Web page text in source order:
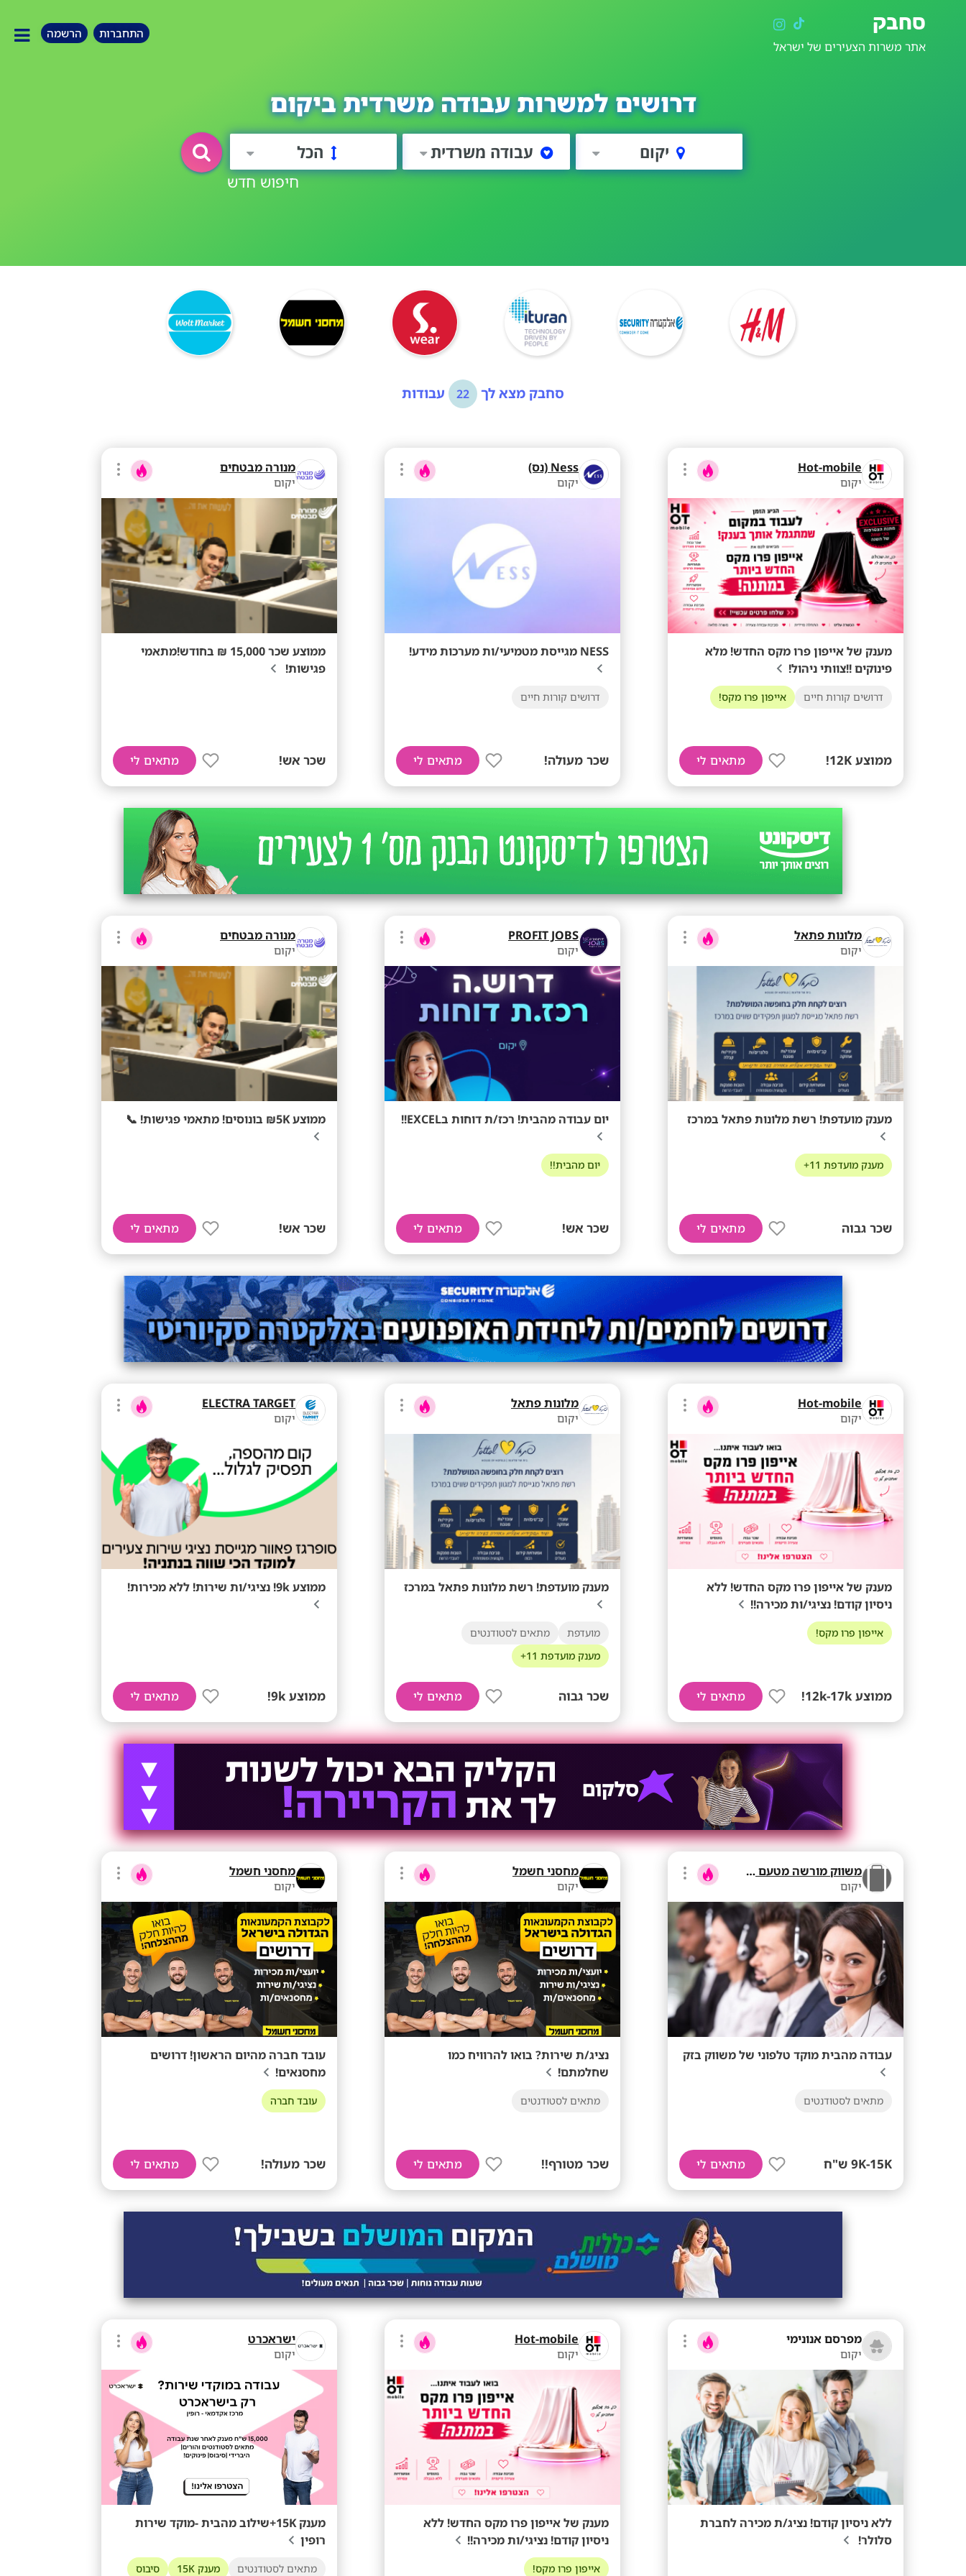
סחבק
אתר משרות הצעירים של ישראל
התחברות הרשמה
דרושים למשרות עבודה משרדית ביקום
יקום עבודה משרדית הכל
חיפוש חדש
סחבק מצא לך 22 עבודות
Hot-mobile
יקום
מענק של אייפון פרו מקס החדש! מלא
פינוקים !!צוותי ניהול!
דרושים קורות חיים אייפון פרו מקס!
ממוצע 12K! מתאים לי
Ness (נס)
יקום
NESS מגייסת מטמיעי/ות מערכות מידע!
דרושים קורות חיים
שכר מעולה! מתאים לי
מנורה מבטחים
יקום
ממוצע שכר 15,000 ₪ בחודש!מתאמי
פגישות!
שכר אש! מתאים לי
מלונות פתאל
יקום
מענק מועדפת! רשת מלונות פתאל במרכז
מענק מועדפת 11+
שכר גבוה מתאים לי
PROFIT JOBS
יקום
יום עבודה מהבית! רכז/ת דוחות בEXCEL!!
יום מהבית!!
שכר אש! מתאים לי
מנורה מבטחים
יקום
ממוצע 5K₪ בונוסים! מתאמי פגישות! 📞
שכר אש! מתאים לי
Hot-mobile
יקום
מענק של אייפון פרו מקס החדש! ללא
ניסיון קודם! נציגי/ות מכירה!!
אייפון פרו מקס!
ממוצע 12k-17k! מתאים לי
מלונות פתאל
יקום
מענק מועדפת! רשת מלונות פתאל במרכז
מועדפת
מתאים לסטודנטים
מענק מועדפת 11+
שכר גבוה מתאים לי
ELECTRA TARGET
יקום
ממוצע 9k! נציגי/ות שירות! ללא מכירות!
ממוצע 9k! מתאים לי
משווק מורשה מטעם בזק
יקום
עבודה מהבית מוקד טלפוני של משווק בזק
מתאים לסטודנטים
9K-15K ש"ח מתאים לי
מחסני חשמל
יקום
נציג/ת שירות? בואו להרוויח כמו
שחלמתם!
מתאים לסטודנטים
שכר מטורף!! מתאים לי
מחסני חשמל
יקום
עובד חברה מהיום הראשון! דרושים
מחסנאים!
עובד חברה
שכר מעולה! מתאים לי
מפרסם אנונימי
יקום
ללא ניסיון קודם! נציג/ת מכירה לחברת
סלולר!
Hot-mobile
יקום
מענק של אייפון פרו מקס החדש! ללא
ניסיון קודם! נציגי/ות מכירה!!
אייפון פרו מקס!
ישראכרט
יקום
מענק 15K+שילוב מהבית -מוקד שירות
רופין
מתאים לסטודנטים מענק 15K סיבוס